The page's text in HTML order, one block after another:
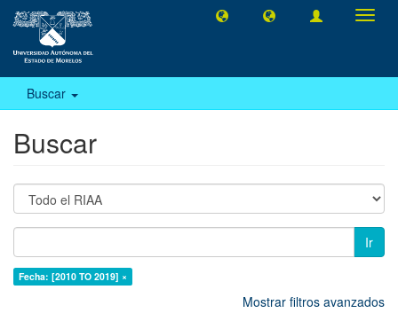
Buscar
Buscar
Ir
Fecha: [2010 TO 2019] ×
Mostrar filtros avanzados